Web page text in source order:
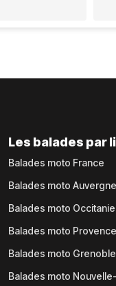
Les balades par
Balades moto France
Balades moto
Balades moto Occitanie
Balades moto
Balades moto Grenoble
Balades moto